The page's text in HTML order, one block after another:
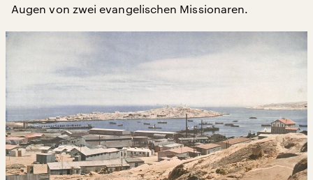
Augen von zwei evangelischen Missionaren.